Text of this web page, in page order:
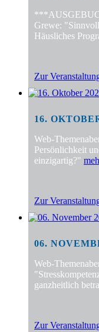
Grewe:
Häusliches
Zur
16.
Web-
Persönlichkeit
einzigartig?"
Zur
06.
Web-
ganzheitlich
Zur